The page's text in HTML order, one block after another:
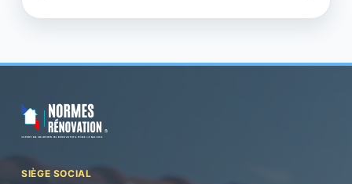
SIÈGE SOCIAL